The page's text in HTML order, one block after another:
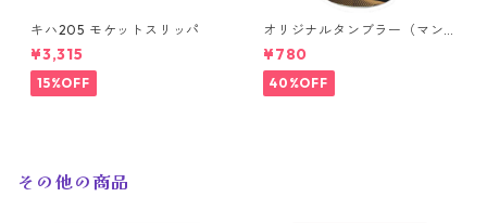
キハ205 モケットスリッパ
¥3,315
15%OFF
オリジナルタンブラー（マン
ホールデザイン）
¥780
40%OFF
その他の商品